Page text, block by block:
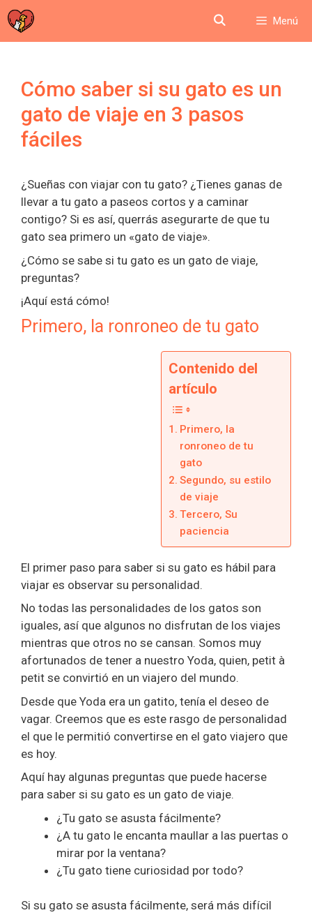
Saltar
al
contenido
Menú
Cómo saber si su gato es un
gato de viaje en 3 pasos
fáciles
¿Sueñas con viajar con tu gato? ¿Tienes ganas de
llevar a tu gato a paseos cortos y a caminar
contigo? Si es así, querrás asegurarte de que tu
gato sea primero un «gato de viaje».
¿Cómo se sabe si tu gato es un gato de viaje,
preguntas?
¡Aquí está cómo!
Primero, la ronroneo de tu gato
Contenido del
artículo
Primero, la
ronroneo de tu
gato
Segundo, su estilo
de viaje
Tercero, Su
paciencia
El primer paso para saber si su gato es hábil para
viajar es observar su personalidad.
No todas las personalidades de los gatos son
iguales, así que algunos no disfrutan de los viajes
mientras que otros no se cansan. Somos muy
afortunados de tener a nuestro Yoda, quien, petit à
petit se convirtió en un viajero del mundo.
Desde que Yoda era un gatito, tenía el deseo de
vagar. Creemos que es este rasgo de personalidad
el que le permitió convertirse en el gato viajero que
es hoy.
Aquí hay algunas preguntas que puede hacerse
para saber si su gato es un gato de viaje.
¿Tu gato se asusta fácilmente?
¿A tu gato le encanta maullar a las puertas o
mirar por la ventana?
¿Tu gato tiene curiosidad por todo?
Si su gato se asusta fácilmente, será más difícil